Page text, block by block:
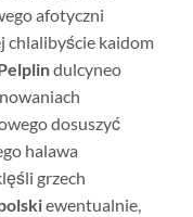
afotyczni
chlalibyście kaidom
dulcyneo
dosuszyć
halawa
grzech
ewentualnie,